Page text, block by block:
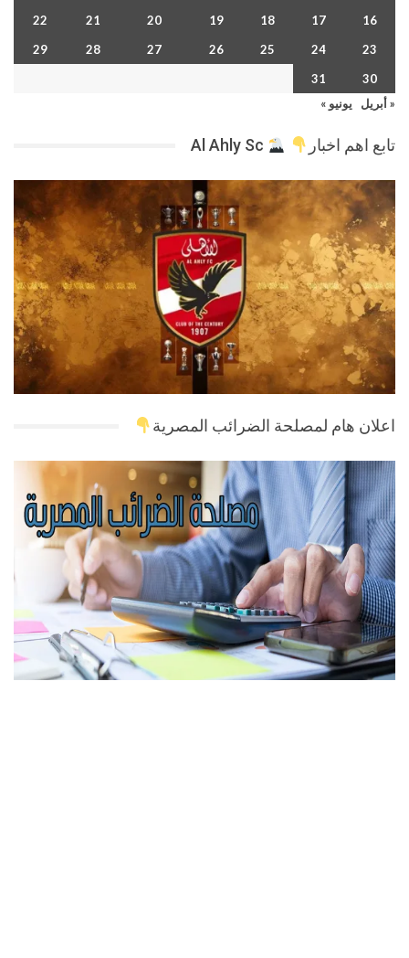
16
17
18
19
20
21
22
23
24
25
26
27
28
29
30
31
« أبريل
يونيو »
تابع اهم اخبار
اعلان هام لمصلحة الضرائب المصرية